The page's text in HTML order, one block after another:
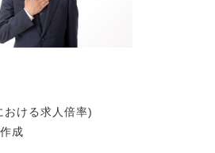
おける求人倍率)
成